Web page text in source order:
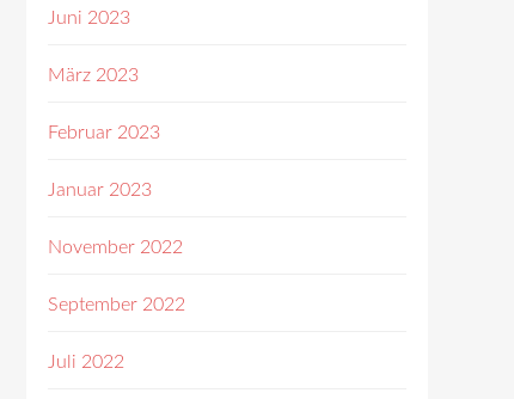
Juni 2023
März 2023
Februar 2023
Januar 2023
November 2022
September 2022
Juli 2022